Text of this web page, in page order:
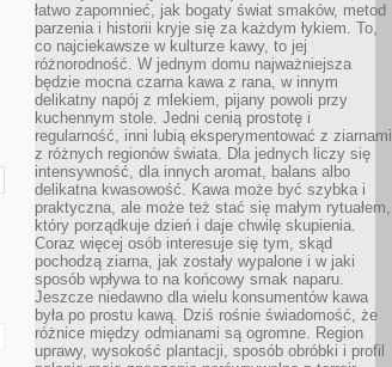
łatwo zapomnieć, jak bogaty świat smaków, metod
parzenia i historii kryje się za każdym łykiem. To,
co najciekawsze w kulturze kawy, to jej
różnorodność. W jednym domu najważniejsza
będzie mocna czarna kawa z rana, w innym
delikatny napój z mlekiem, pijany powoli przy
kuchennym stole. Jedni cenią prostotę i
regularność, inni lubią eksperymentować z ziarnami
z różnych regionów świata. Dla jednych liczy się
intensywność, dla innych aromat, balans albo
delikatna kwasowość. Kawa może być szybka i
praktyczna, ale może też stać się małym rytuałem,
który porządkuje dzień i daje chwilę skupienia.
Coraz więcej osób interesuje się tym, skąd
pochodzą ziarna, jak zostały wypalone i w jaki
sposób wpływa to na końcowy smak naparu.
Jeszcze niedawno dla wielu konsumentów kawa
była po prostu kawą. Dziś rośnie świadomość, że
różnice między odmianami są ogromne. Region
uprawy, wysokość plantacji, sposób obróbki i profil